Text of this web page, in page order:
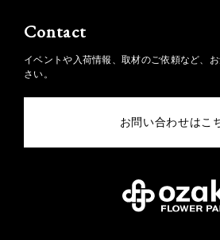
Contact
イベントや入荷情報、取材のご依頼など、
さい。
お問い合わせはこ